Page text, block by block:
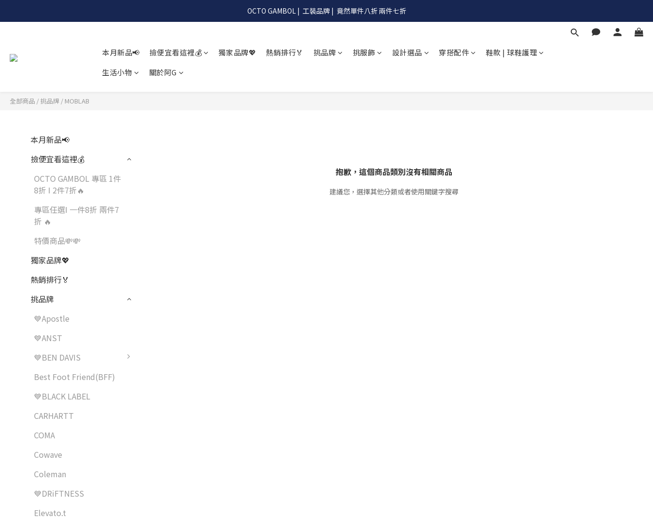
OCTO GAMBOL |  工裝品牌 |  竟然單件八折 兩件七折
OCTO GAMBOL |  工裝品牌 |  竟然單件八折 兩件七折
OCTO GAMBOL |  工裝品牌 |  竟然單件八折 兩件七折
本月新品📢 撿便宜看這裡💰 獨家品牌💖 熱銷排行🏅 挑品牌 挑服飾 設計選品 穿搭配件
鞋款 | 球鞋護理
生活小物
關於阿G
全部商品 /挑品牌 / MOBLAB
本月新品📢
撿便宜看這裡💰
OCTO GAMBOL 專區 1件
8折 I 2件7折️‍🔥
專區任選I 一件8折 兩件7
折 ️‍🔥
特價商品💸💸
獨家品牌💖
熱銷排行🏅
挑品牌
💙Apostle
💙ANST
💙BEN DAVIS
Best Foot Friend(BFF)
💙BLACK LABEL
CARHARTT
COMA
Cowave
Coleman
💙DRiFTNESS
Elevato.t
抱歉，這個商品類別沒有相關商品
建議您，選擇其他分類或者使用關鍵字搜尋